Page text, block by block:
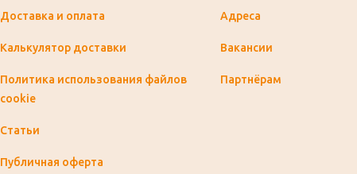
Доставка и оплата
Калькулятор доставки
Политика использования файлов
cookie
Статьи
Публичная оферта
Адреса
Вакансии
Партнёрам